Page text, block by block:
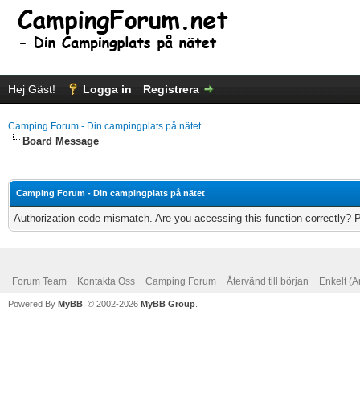
Hej Gäst! Logga in Registrera
Camping Forum - Din campingplats på nätet
Board Message
Camping Forum - Din campingplats på nätet
Authorization code mismatch. Are you accessing this function correctly?
Forum Team Kontakta Oss Camping Forum Återvänd till början Enkelt
Powered By MyBB , © 2002-2026 MyBB Group